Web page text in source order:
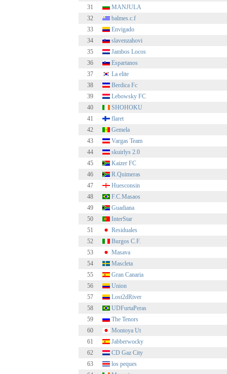
31
MANJULA
32
balmes.c.f
33
Envigado
34
slavenzahovi
35
Jambos Locos
36
Espartanos
37
La elite
38
Berdica Fc
39
Lebowsky FC
40
SHOHOKU
41
flaret
42
Gemela
43
Vargas Team
44
skuirlys 2.0
45
Kaizer FC
46
R.Quimeras
47
Huesconsin
48
F.C.Masaos
49
Guadiana
50
InterStar
51
Residuales
52
Burgos C.F.
53
Masava
54
Mascleta
55
Gran Canaria
56
Union
57
Lost2dRiver
58
UDFurtaPeras
59
The Tenors
60
Montoya Ut
61
Jabberwocky
62
CD Gaz City
63
los peques